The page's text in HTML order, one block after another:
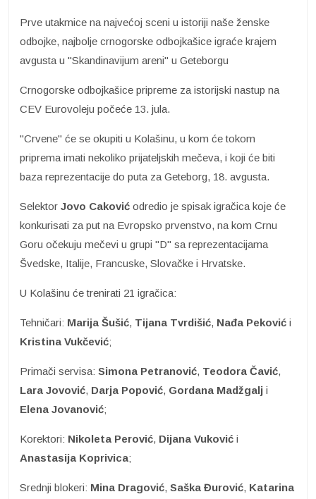
Prve utakmice na najvećoj sceni u istoriji naše ženske
odbojke, najbolje crnogorske odbojkašice igraće krajem
avgusta u "Skandinavijum areni" u Geteborgu
Crnogorske odbojkašice pripreme za istorijski nastup na
CEV Eurovoleju počeće 13. jula.
"Crvene" će se okupiti u Kolašinu, u kom će tokom
priprema imati nekoliko prijateljskih mečeva, i koji će biti
baza reprezentacije do puta za Geteborg, 18. avgusta.
Selektor Jovo Caković odredio je spisak igračica koje će
konkurisati za put na Evropsko prvenstvo, na kom Crnu
Goru očekuju mečevi u grupi "D" sa reprezentacijama
Švedske, Italije, Francuske, Slovačke i Hrvatske.
U Kolašinu će trenirati 21 igračica:
Tehničari: Marija Šušić, Tijana Tvrdišić, Nađa Peković i
Kristina Vukčević;
Primači servisa: Simona Petranović, Teodora Čavić,
Lara Jovović, Darja Popović, Gordana Madžgalj i
Elena Jovanović;
Korektori: Nikoleta Perović, Dijana Vuković i
Anastasija Koprivica;
Srednji blokeri: Mina Dragović, Saška Đurović, Katarina